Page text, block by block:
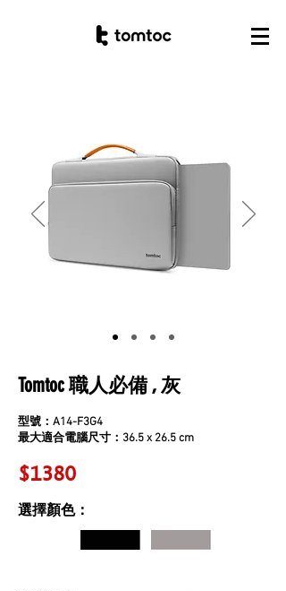
Tomtoc 職人必備 , 灰
型號：A14-F3G4
最大適合電腦尺寸：36.5 x 26.5 cm
$1380
選擇顏色：